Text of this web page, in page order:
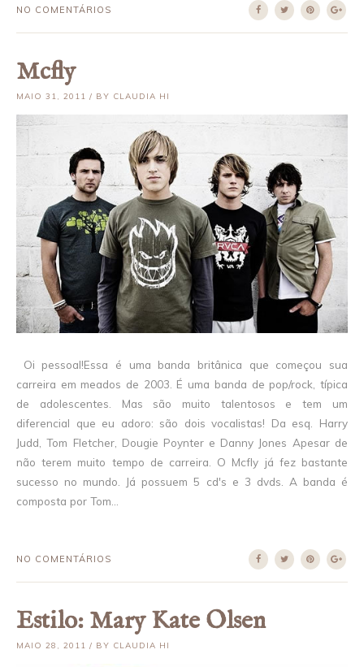
NO COMENTÁRIOS
Mcfly
MAIO 31, 2011 / BY CLAUDIA HI
Oi pessoal!Essa é uma banda britânica que começou sua
carreira em meados de 2003. É uma banda de pop/rock, típica
de adolescentes. Mas são muito talentosos e tem um
diferencial que eu adoro: são dois vocalistas! Da esq. Harry
Judd, Tom Fletcher, Dougie Poynter e Danny Jones Apesar de
não terem muito tempo de carreira. O Mcfly já fez bastante
sucesso no mundo. Já possuem 5 cd's e 3 dvds. A banda é
composta por Tom...
NO COMENTÁRIOS
Estilo: Mary Kate Olsen
MAIO 28, 2011 / BY CLAUDIA HI